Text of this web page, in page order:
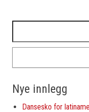
Nye innlegg
Dansesko for